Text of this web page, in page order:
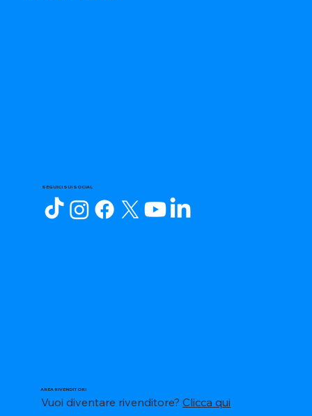
SEGUICI SUI SOCIAL
AREA RIVENDITORI
Vuoi diventare rivenditore?Clicca qui